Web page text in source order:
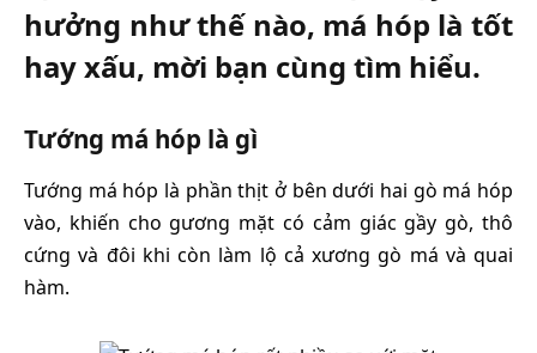
hưởng như thế nào, má hóp là tốt
hay xấu, mời bạn cùng tìm hiểu.
Tướng má hóp là gì
Tướng má hóp là phần thịt ở bên dưới hai gò má hóp
vào, khiến cho gương mặt có cảm giác gầy gò, thô
cứng và đôi khi còn làm lộ cả xương gò má và quai
hàm.